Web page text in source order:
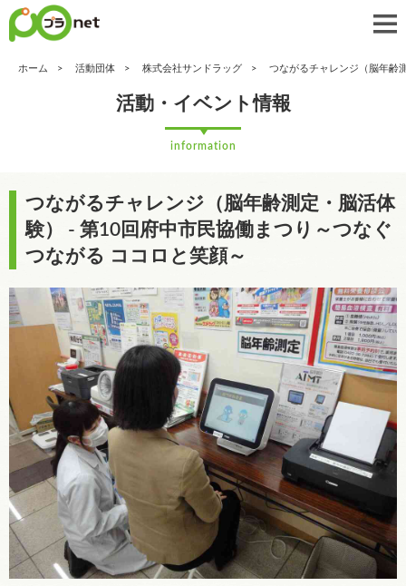
ホーム 活動団体 株式会社サンドラッグ つながるチャレンジ（脳年齢
活動・イベント情報
information
つながるチャレンジ（脳年齢測定・脳活体
験） - 第10回府中市民協働まつり～つなぐ
つながる ココロと笑顔～